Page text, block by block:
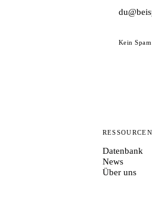
Kein Spam
RESSOURCEN
Datenbank
News
Über uns